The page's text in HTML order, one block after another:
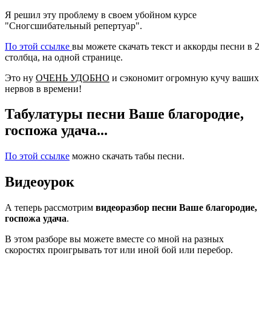
Я решил эту проблему в своем убойном курсе
"Сногсшибательный репертуар".
По этой ссылке вы можете скачать текст и аккорды песни в 2
столбца, на одной странице.
Это ну ОЧЕНЬ УДОБНО и сэкономит огромную кучу ваших
нервов в времени!
Табулатуры песни Ваше благородие,
госпожа удача...
По этой ссылке можно скачать табы песни.
Видеоурок
А теперь рассмотрим видеоразбор песни Ваше благородие,
госпожа удача.
В этом разборе вы можете вместе со мной на разных
скоростях проигрывать тот или иной бой или перебор.